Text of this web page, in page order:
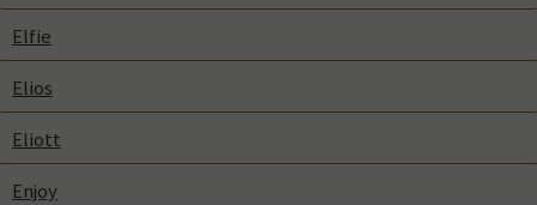
Elfie
Elios
Eliott
Enjoy